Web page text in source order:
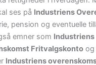
ses på Industriens
pension og eventuelle
emner som Industriens
Fritvalgskonto og
Industriens